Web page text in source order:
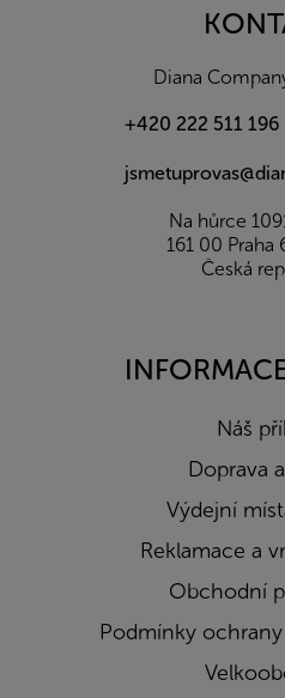
Diana
+420 222 511 196
Na hůrce
161 00 Praha
Česká
Náš
Doprava
Výdejní
Reklamace a
Obchodní
Podmínky